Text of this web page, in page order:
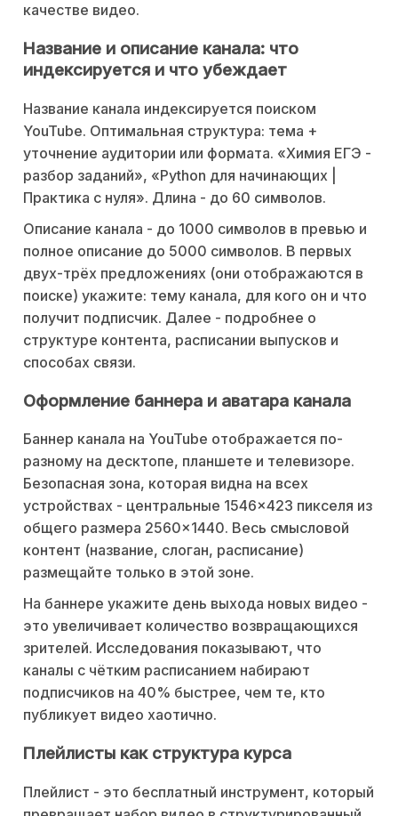
качестве видео.
Название и описание канала: что
индексируется и что убеждает
Название канала индексируется поиском
YouTube. Оптимальная структура: тема +
уточнение аудитории или формата. «Химия ЕГЭ -
разбор заданий», «Python для начинающих |
Практика с нуля». Длина - до 60 символов.
Описание канала - до 1000 символов в превью и
полное описание до 5000 символов. В первых
двух-трёх предложениях (они отображаются в
поиске) укажите: тему канала, для кого он и что
получит подписчик. Далее - подробнее о
структуре контента, расписании выпусков и
способах связи.
Оформление баннера и аватара канала
Баннер канала на YouTube отображается по-
разному на десктопе, планшете и телевизоре.
Безопасная зона, которая видна на всех
устройствах - центральные 1546×423 пикселя из
общего размера 2560×1440. Весь смысловой
контент (название, слоган, расписание)
размещайте только в этой зоне.
На баннере укажите день выхода новых видео -
это увеличивает количество возвращающихся
зрителей. Исследования показывают, что
каналы с чётким расписанием набирают
подписчиков на 40% быстрее, чем те, кто
публикует видео хаотично.
Плейлисты как структура курса
Плейлист - это бесплатный инструмент, который